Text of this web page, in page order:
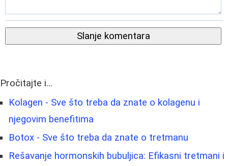
Slanje komentara
Pročitajte i...
Kolagen - Sve što treba da znate o kolagenu i
njegovim benefitima
Botox - Sve što treba da znate o tretmanu
Rešavanje hormonskih bubuljica: Efikasni tretmani i